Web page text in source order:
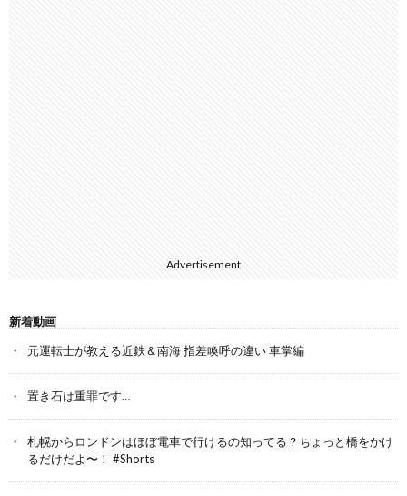
Advertisement
新着動画
元運転士が教える近鉄＆南海 指差喚呼の違い 車掌編
置き石は重罪です…
札幌からロンドンはほぼ電車で行けるの知ってる？ちょっと橋をかけ
るだけだよ〜！ #Shorts